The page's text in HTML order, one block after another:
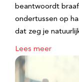
beantwoordt
ondertussen op
dat zeg je
Lees meer